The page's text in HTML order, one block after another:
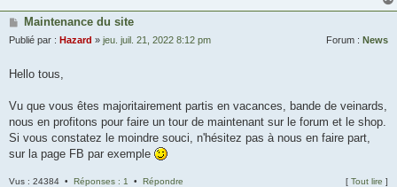
Maintenance du site
Publié par : Hazard » jeu. juil. 21, 2022 8:12 pm Forum : News
Hello tous,
Vu que vous êtes majoritairement partis en vacances, bande de veinards,
nous en profitons pour faire un tour de maintenant sur le forum et le shop.
Si vous constatez le moindre souci, n'hésitez pas à nous en faire part,
sur la page FB par exemple
Vus : 24384 • Réponses : 1 • Répondre [ Tout lire ]